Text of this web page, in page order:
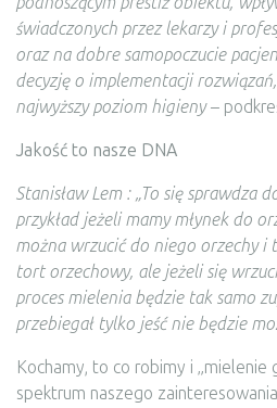
świadczonych przez lekarzy i
oraz na dobre samopoczucie
decyzję o implementacji
najwyższy poziom higieny–
Jakość to nasze DNA
Stanisław Lem : „To się sprawdza
przykład jeżeli mamy młynek do
można wrzucić do niego orzechy i
tort orzechowy, ale jeżeli się
proces mielenia będzie tak samo
przebiegał tylko jeść nie będzie
Kochamy, to co robimy i „mielenie
spektrum naszego